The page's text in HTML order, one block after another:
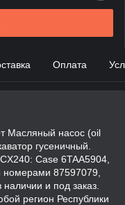
Оплата
Масляный насос (oil
гусеничный.
Case 6TAA5904,
номерами 87597079,
и под заказ.
регион Республики